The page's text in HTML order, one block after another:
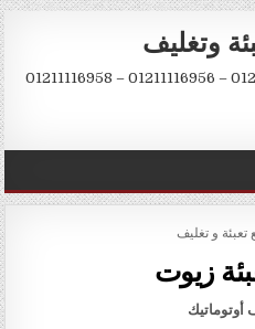
وتغليف
تعبئة و تغليف
زيوت